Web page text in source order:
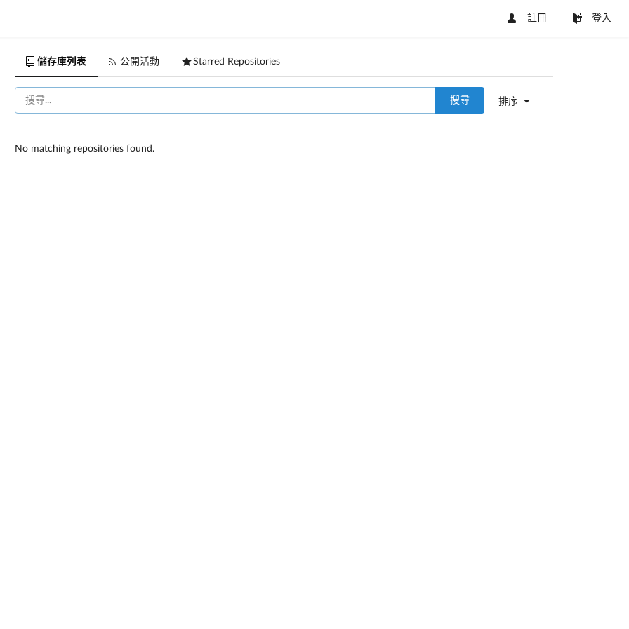
註冊 登入
儲存庫列表 公開活動 Starred Repositories
排序
搜尋
No matching repositories found.